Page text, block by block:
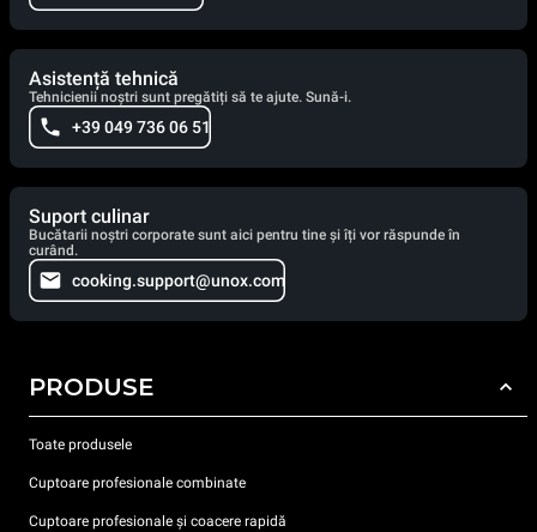
Asistență tehnică
Tehnicienii noștri sunt pregătiți să te ajute. Sună-i.
+39 049 736 06 51
Suport culinar
Bucătarii noștri corporate sunt aici pentru tine și îți vor răspunde în
curând.
cooking.support@unox.com
PRODUSE
Toate produsele
Cuptoare profesionale combinate
Cuptoare profesionale și coacere rapidă